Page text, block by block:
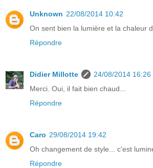
Unknown 22/08/2014 10:42
On sent bien la lumière et la chaleur
Répondre
Didier Millotte
24/08/2014 16:26
Merci. Oui, il fait bien chaud...
Répondre
Caro 29/08/2014 19:42
Oh changement de style... c'est
Répondre